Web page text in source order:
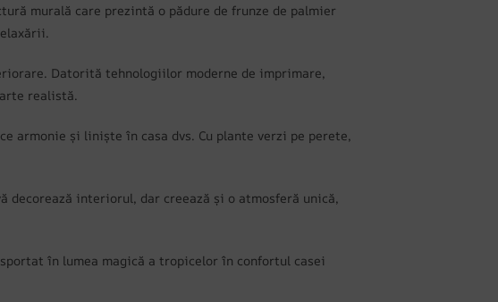
murală care prezintă o pădure de frunze de palmier
Datorită tehnologiilor moderne de imprimare,
realistă.
armonie și liniște în casa dvs. Cu plante verzi pe perete,
decorează interiorul, dar creează și o atmosferă unică,
în lumea magică a tropicelor în confortul casei